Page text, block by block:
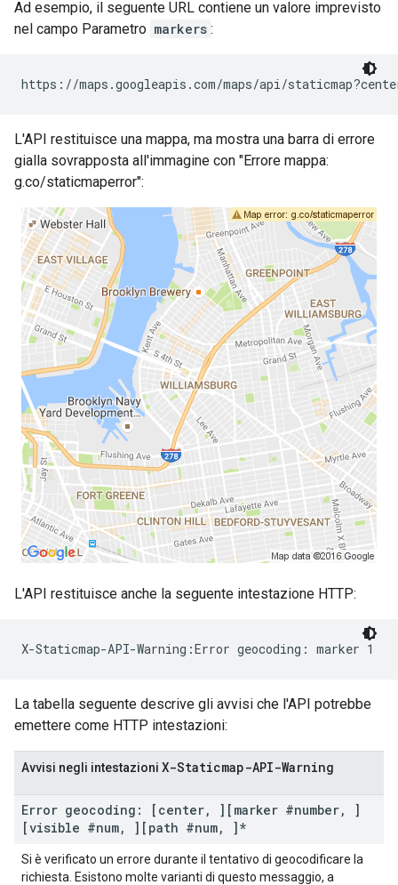
Ad esempio, il seguente URL contiene un valore imprevisto
nel campo Parametro markers :
https://maps.googleapis.com/maps/api/
L'API restituisce una mappa, ma mostra una barra di errore
gialla sovrapposta all'immagine con "Errore mappa:
g.co/staticmaperror":
L'API restituisce anche la seguente intestazione HTTP:
La tabella seguente descrive gli avvisi che l'API potrebbe
emettere come HTTP intestazioni:
Avvisi negli intestazioni X-Staticmap-API-Warning
Error geocoding: [center, ][marker #number,
]
[visible #num, ][path #num, ]*
Si è verificato un errore durante il tentativo di geocodificare la
richiesta. Esistono molte varianti di questo messaggio, a